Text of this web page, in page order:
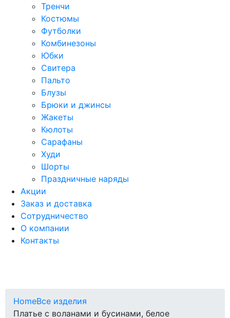
Тренчи
Костюмы
Футболки
Комбинезоны
Юбки
Свитера
Пальто
Блузы
Брюки и джинсы
Жакеты
Кюлоты
Сарафаны
Худи
Шорты
Праздничные наряды
Акции
Заказ и доставка
Сотрудничество
О компании
Контакты
HomeВсе изделия
Платье с воланами и бусинами, белое